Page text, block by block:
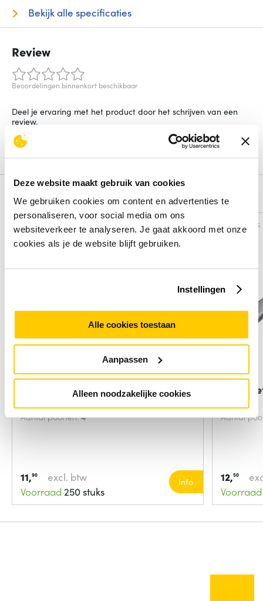
Deze website maakt gebruik van cookies
We gebruiken cookies om content en advertenties te
personaliseren, voor social media om ons
websiteverkeer te analyseren. Je gaat akkoord met onze
cookies als je de website blijft gebruiken.
Instellingen
Alle cookies toestaan
Aanpassen
Alleen noodzakelijke cookies
Bekijk alle specificaties
Review
Beoordelingen binnenkort beschikbaar
Deel je ervaring met het product door het schrijven van een
review.
Schrijf een review
Alternatieven
Vergelijk
ACT USB hub 4 poorts USB-A,
Aantal poorten:4
11,90
excl. btw
Voorraad 250 stuks
Info
Vergelijk
i-tec
Aantal
12,50
Voorraad